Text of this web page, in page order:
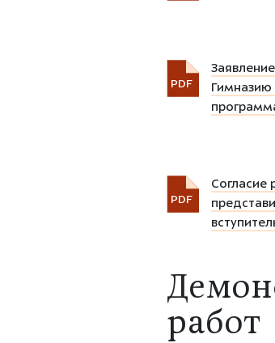
PDF
Гимназию
PDF
Согласие
работ